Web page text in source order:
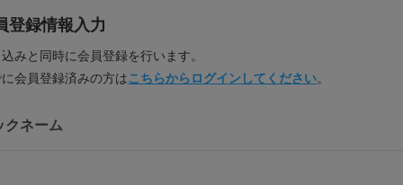
登録情報入力
みと同時に会員登録を行います。
会員登録済みの方はこちらからログインしてください。
クネーム